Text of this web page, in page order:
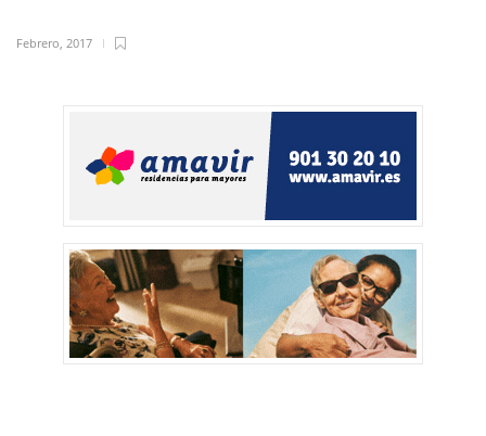
Febrero, 2017